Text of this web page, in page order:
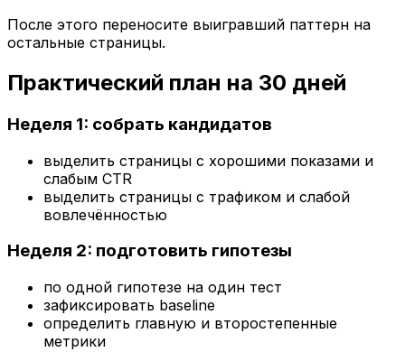
После этого переносите выигравший паттерн на
остальные страницы.
Практический план на 30 дней
Неделя 1: собрать кандидатов
выделить страницы с хорошими показами и
слабым CTR
выделить страницы с трафиком и слабой
вовлечённостью
Неделя 2: подготовить гипотезы
по одной гипотезе на один тест
зафиксировать baseline
определить главную и второстепенные
метрики